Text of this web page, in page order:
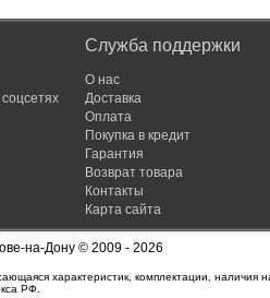
Служба поддержки
О нас
Доставка
Оплата
Покупка в кредит
Гарантия
Возврат товара
Контакты
Карта сайта
на-Дону © 2009 - 2026
характеристик, комплектации,
РФ.